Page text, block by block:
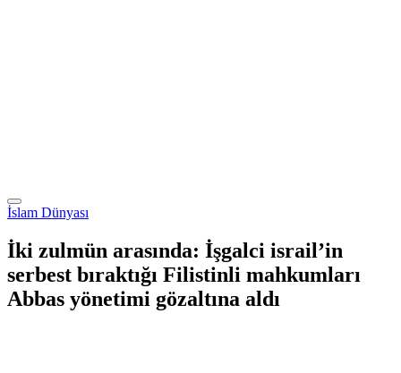
İslam Dünyası
İki zulmün arasında: İşgalci israil’in
serbest bıraktığı Filistinli mahkumları
Abbas yönetimi gözaltına aldı